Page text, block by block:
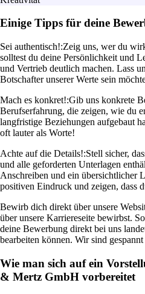
Einige Tipps für deine
Sei authentisch!:Zeig uns, wer du
solltest du deine Persönlichkeit und
und Vertrieb deutlich machen. Lass
Botschafter unserer Werte sein
Mach es konkret!:Gib uns konkrete
Berufserfahrung, die zeigen, wie du
langfristige Beziehungen aufgebaut
oft lauter als Worte!
Achte auf die Details!:Stell sicher,
und alle geforderten Unterlagen
Anschreiben und ein übersichtlicher
positiven Eindruck und zeigen, dass
Bewirb dich direkt über unsere
über unsere Karriereseite bewirbst.
deine Bewerbung direkt bei uns
bearbeiten können. Wir sind
Wie man sich auf ein
& Mertz GmbH vorbereitet